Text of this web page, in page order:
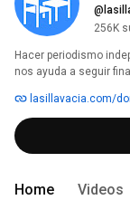
256K
Hacer periodismo
nos ayuda a seguir
lasillavacia.com/
Home Videos